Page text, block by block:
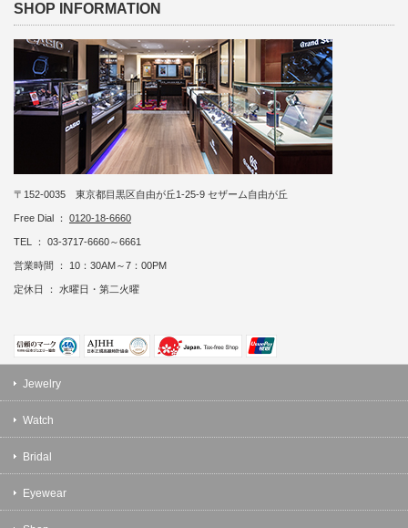
SHOP INFORMATION
〒152-0035 東京都目黒区自由が丘1-25-9 セザーム自由が丘
Free Dial ： 0120-18-6660
TEL ： 03-3717-6660～6661
営業時間 ： 10：30AM～7：00PM
定休日 ： 水曜日・第二火曜
Jewelry
Watch
Bridal
Eyewear